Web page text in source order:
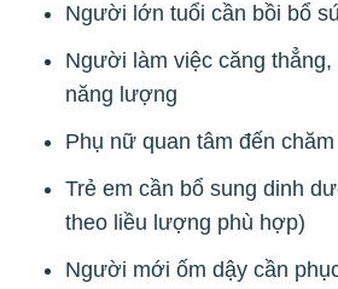
Người lớn tuổi cần bồi bổ
Người làm việc căng thẳng,
năng lượng
Phụ nữ quan tâm đến
Trẻ em cần bổ sung dinh
theo liều lượng phù hợp)
Người mới ốm dậy cần